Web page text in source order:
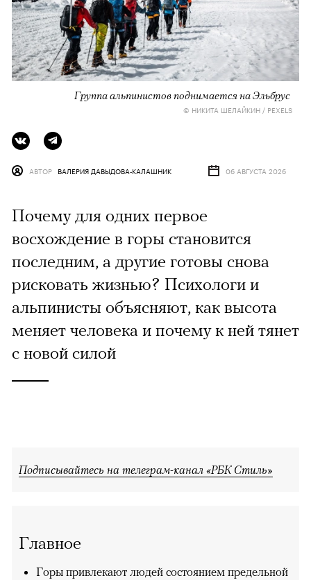
Группа альпинистов поднимается на Эльбрус
© НИКИТА ШЕЛАЙКИН / PEXELS
АВТОР ВАЛЕРИЯ ДАВЫДОВА-КАЛАШНИК 06 АВГУСТА 2026
Почему для одних первое
восхождение в горы становится
последним, а другие готовы снова
рисковать жизнью? Психологи и
альпинисты объясняют, как высота
меняет человека и почему к ней тянет
с новой силой
Подписывайтесь на телеграм-канал «РБК Стиль»
Главное
Горы привлекают людей состоянием предельной